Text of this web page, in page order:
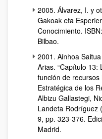
2005. Álvarez, I. y
Gakoak eta
Conocimiento.
Bilbao.
2001. Ainhoa
Arias. “Capítulo
función de recursos
Estratégica de los
Albizu Gallastegi,
Landeta Rodríguez
9, pp. 323-376.
Madrid.